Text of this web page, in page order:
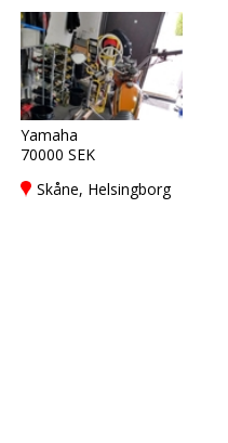
Yamaha
70000 SEK
Skåne, Helsingborg